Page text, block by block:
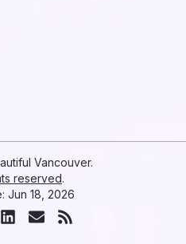
Vancouver.
reserved.
Jun 18, 2026